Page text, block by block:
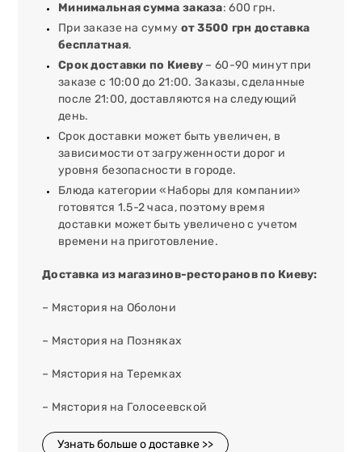
Минимальная сумма заказа: 600 грн.
При заказе на сумму от 3500 грн доставка
бесплатная.
Срок доставки по Киеву – 60-90 минут при
заказе с 10:00 до 21:00. Заказы, сделанные
после 21:00, доставляются на следующий
день.
Срок доставки может быть увеличен, в
зависимости от загруженности дорог и
уровня безопасности в городе.
Блюда категории «Наборы для компании»
готовятся 1.5-2 часа, поэтому время
доставки может быть увеличено с учетом
времени на приготовление.
Доставка из магазинов-ресторанов по Киеву:
– Мястория на Оболони
– Мястория на Позняках
– Мястория на Теремках
– Мястория на Голосеевской
Узнать больше о доставке >>